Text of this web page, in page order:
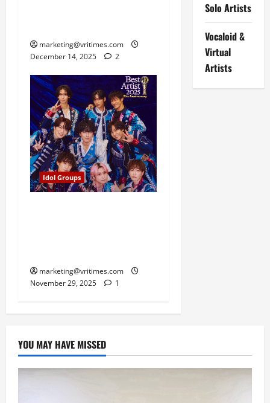
marketing@vritimes.com
December 14, 2025
2
Idol Groups
marketing@vritimes.com
November 29, 2025
1
Solo Artists
Vocaloid &
Virtual
Artists
YOU MAY HAVE MISSED